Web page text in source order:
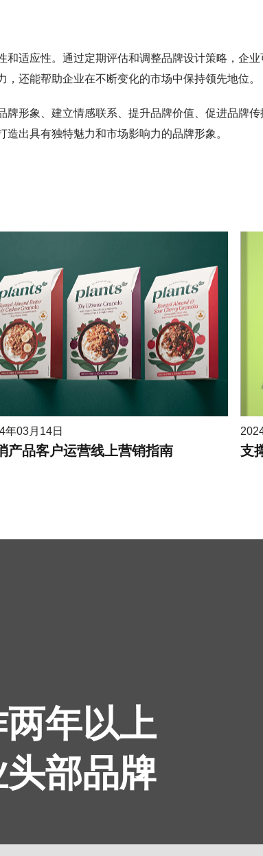
适应性。通过定期评估和调整品牌设计策略，企
还能帮助企业在不断变化的市场中保持领先地位。
形象、建立情感联系、提升品牌价值、促进品牌
出具有独特魅力和市场影响力的品牌形象。
年03月14日
产品客户运营线上营销指南 支
年以上
部品牌